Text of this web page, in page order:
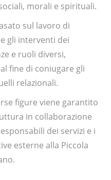
morali e spirituali.
sul lavoro di
gli interventi dei
e ruoli diversi,
fine di coniugare gli
relazionali.
figure viene garantito
in collaborazione
dei servizi e i
esterne alla Piccola